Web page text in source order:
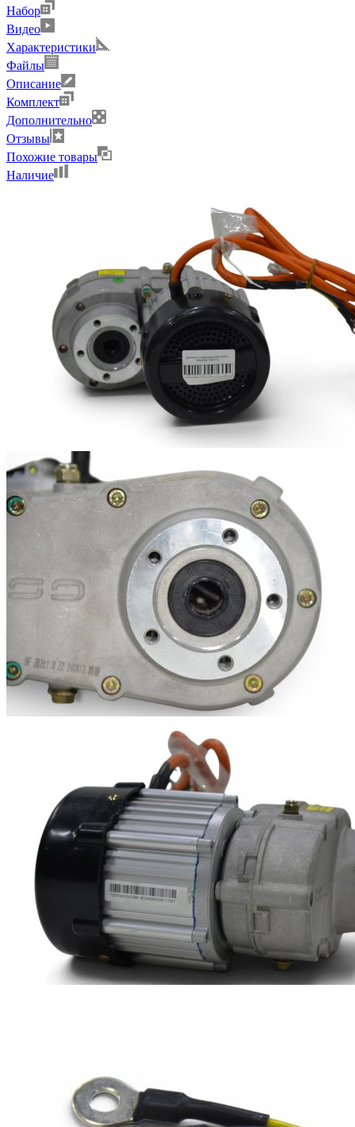
Набор
Видео
Характеристики
Файлы
Описание
Комплект
Дополнительно
Отзывы
Похожие товары
Наличие